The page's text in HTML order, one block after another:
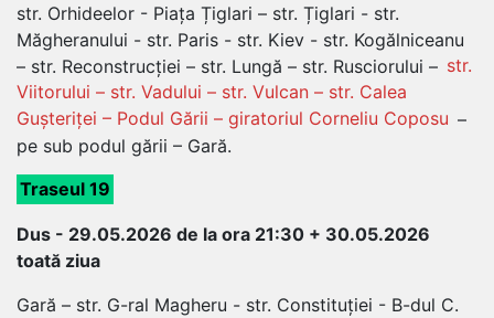
str. Orhideelor - Piața Țiglari – str. Țiglari - str.
Măgheranului - str. Paris - str. Kiev - str. Kogălniceanu
– str. Reconstrucției – str. Lungă – str. Rusciorului – str.
Viitorului – str. Vadului – str. Vulcan – str. Calea
Gușteriței – Podul Gării – giratoriul Corneliu Coposu –
pe sub podul gării – Gară.
Traseul 19
Dus - 29.05.2026 de la ora 21:30 + 30.05.2026
toată ziua
Gară – str. G-ral Magheru - str. Constituției - B-dul C.